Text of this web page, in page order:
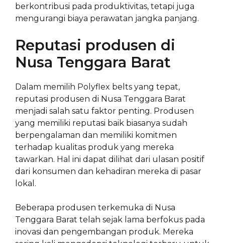
berkontribusi pada produktivitas, tetapi juga
mengurangi biaya perawatan jangka panjang.
Reputasi produsen di
Nusa Tenggara Barat
Dalam memilih Polyflex belts yang tepat,
reputasi produsen di Nusa Tenggara Barat
menjadi salah satu faktor penting. Produsen
yang memiliki reputasi baik biasanya sudah
berpengalaman dan memiliki komitmen
terhadap kualitas produk yang mereka
tawarkan. Hal ini dapat dilihat dari ulasan positif
dari konsumen dan kehadiran mereka di pasar
lokal.
Beberapa produsen terkemuka di Nusa
Tenggara Barat telah sejak lama berfokus pada
inovasi dan pengembangan produk. Mereka